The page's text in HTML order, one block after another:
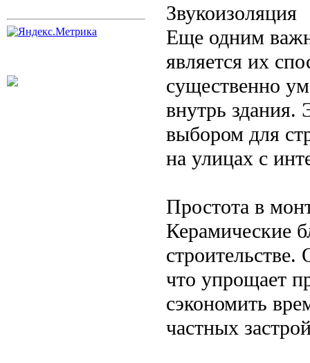
Звукоизоляция
Еще одним
является их
существенно
внутрь здания.
выбором для
на улицах с
Простота в
Керамические
что упрощает
сэкономить
частных